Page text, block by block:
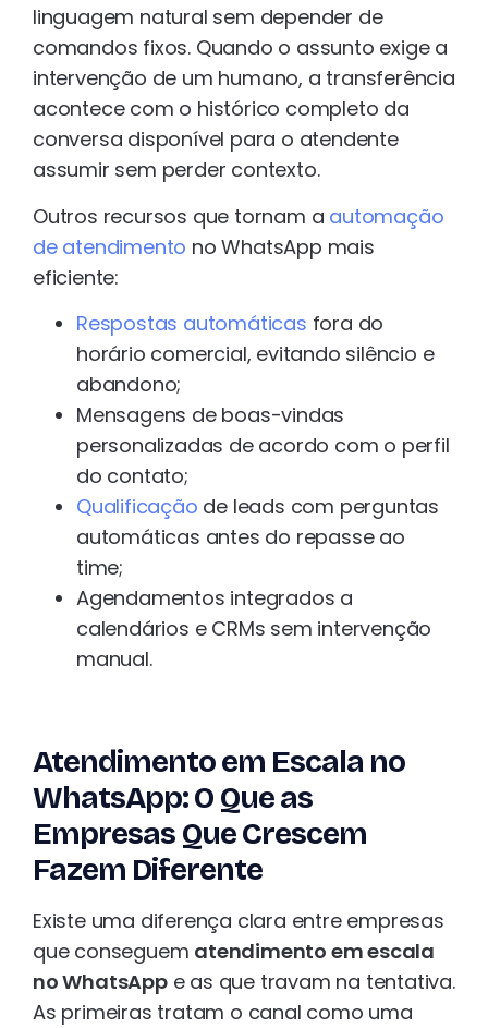
linguagem natural sem depender de
comandos fixos. Quando o assunto exige a
intervenção de um humano, a transferência
acontece com o histórico completo da
conversa disponível para o atendente
assumir sem perder contexto.
Outros recursos que tornam a automação
de atendimento no WhatsApp mais
eficiente:
Respostas automáticas fora do
horário comercial, evitando silêncio e
abandono;
Mensagens de boas-vindas
personalizadas de acordo com o perfil
do contato;
Qualificação de leads com perguntas
automáticas antes do repasse ao
time;
Agendamentos integrados a
calendários e CRMs sem intervenção
manual.
Atendimento em Escala no
WhatsApp: O Que as
Empresas Que Crescem
Fazem Diferente
Existe uma diferença clara entre empresas
que conseguem atendimento em escala
no WhatsAppe as que travam na tentativa.
As primeiras tratam o canal como uma